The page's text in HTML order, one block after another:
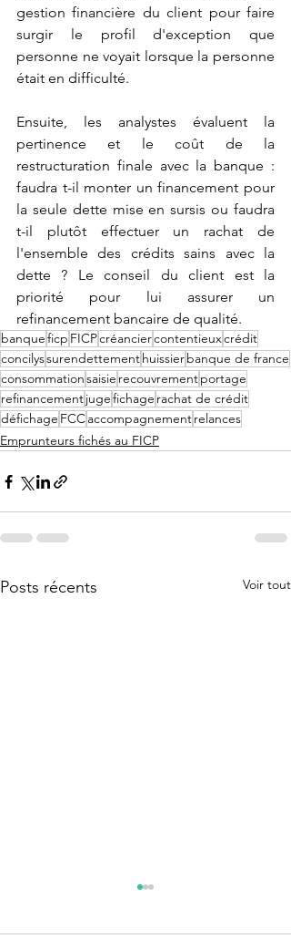
gestion financière du client pour faire
surgir le profil d'exception que
personne ne voyait lorsque la personne
était en difficulté.
Ensuite, les analystes évaluent la
pertinence et le coût de la
restructuration finale avec la banque :
faudra t-il monter un financement pour
la seule dette mise en sursis ou faudra
t-il plutôt effectuer un rachat de
l'ensemble des crédits sains avec la
dette ? Le conseil du client est la
priorité pour lui assurer un
refinancement bancaire de qualité.
banqueficp FICPcréanciercontentieuxcrédit
concilyssurendettementhuissierbanque de france
consommationsaisie recouvrementportage
refinancementjugefichage rachat de crédit
défichage FCCaccompagnementrelances
Emprunteurs fichés au FICP
Posts récents Voir tout